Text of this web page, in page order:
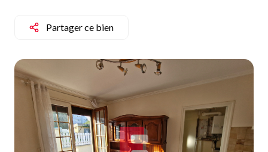
vendus
Alerte
E-mail
Qui
sommes-
Partager ce bien